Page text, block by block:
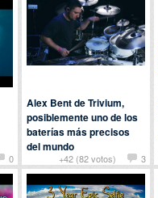
Por alvaroenFamosos
0 +42 (82 votos) 3
Alex Bent de Trivium,
posiblemente uno de los
baterías más precisos
del mundo
Porpower25enMúsica